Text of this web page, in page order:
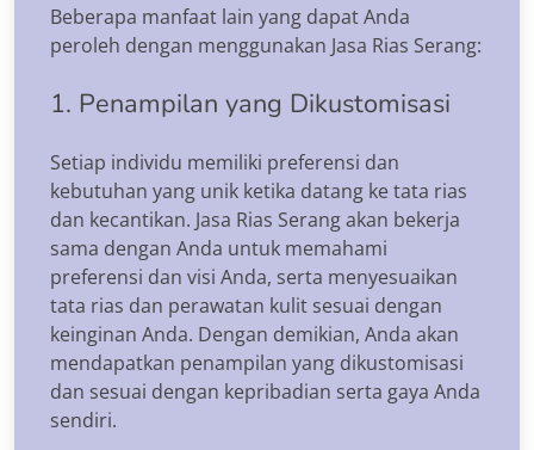
Beberapa manfaat lain yang dapat Anda
peroleh dengan menggunakan Jasa Rias Serang:
1. Penampilan yang Dikustomisasi
Setiap individu memiliki preferensi dan
kebutuhan yang unik ketika datang ke tata rias
dan kecantikan. Jasa Rias Serang akan bekerja
sama dengan Anda untuk memahami
preferensi dan visi Anda, serta menyesuaikan
tata rias dan perawatan kulit sesuai dengan
keinginan Anda. Dengan demikian, Anda akan
mendapatkan penampilan yang dikustomisasi
dan sesuai dengan kepribadian serta gaya Anda
sendiri.